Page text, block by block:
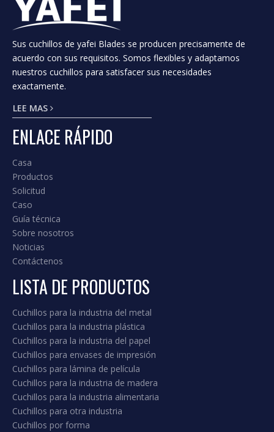
Sus cuchillos de yafei Blades se producen precisamente de
acuerdo con sus requisitos. Somos flexibles y adaptamos
nuestros cuchillos para satisfacer sus necesidades
exactamente.
LEE MAS
ENLACE RÁPIDO
Casa
Productos
Solicitud
Caso
Guía técnica
Sobre nosotros
Noticias
Contáctenos
LISTA DE PRODUCTOS
Cuchillos para la industria del metal
Cuchillos para la industria plástica
Cuchillos para la industria del papel
Cuchillos para envases de impresión
Cuchillos para lámina de película
Cuchillos para la industria de madera
Cuchillos para la industria alimentaria
Cuchillos para otra industria
Cuchillos por forma